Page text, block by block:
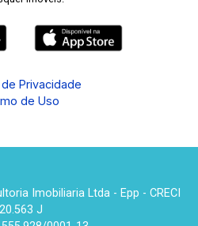
Privacidade
de Uso
Imobiliaria Ltda - Epp - CRECI
20.563 J